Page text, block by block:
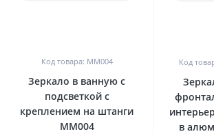
Код товара: MM004
Зеркало в ванную с
подсветкой с
креплением на штанги
MM004
Код
в